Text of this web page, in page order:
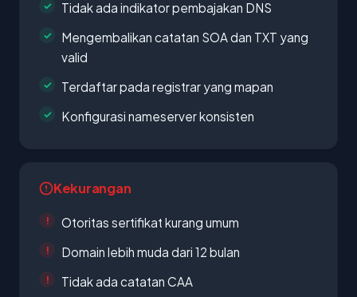
Tidak ada indikator pembajakan DNS
Mengembalikan catatan SOA dan TXT yang
valid
Terdaftar pada registrar yang mapan
Konfigurasi nameserver konsisten
Kekurangan
Otoritas sertifikat kurang umum
Domain lebih muda dari 12 bulan
Tidak ada catatan CAA